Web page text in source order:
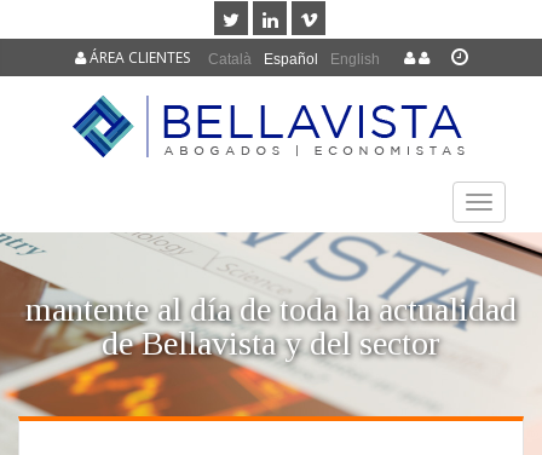
Català Español English
ÁREA CLIENTES
TOGGLE
mantente al día de toda la actualidad
de Bellavista y del sector